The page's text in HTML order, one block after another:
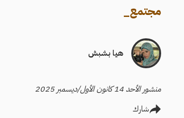
مجتمع_
هيا بشبش
منشور الأحد 14 كانون الأول/ديسمبر 2025
شارك